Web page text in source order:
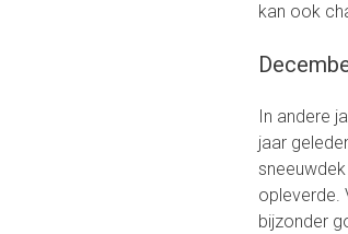
kan ook
In andere
jaar
opleverde.
bijzonder